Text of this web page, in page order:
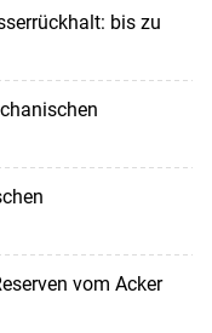
bis zu
vom Acker